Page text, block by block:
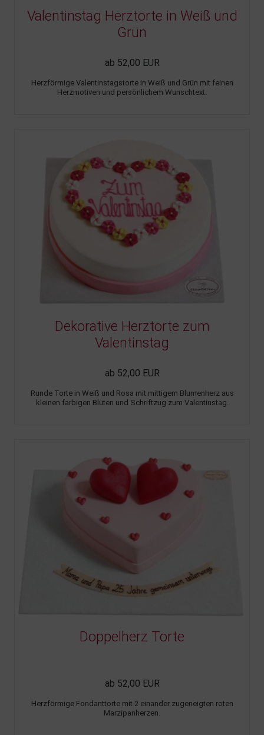
Valentinstag Herztorte in Weiß und
Grün
ab 52,00 EUR
Herzförmige Valentinstagstorte in Weiß und Grün mit feinen
Herzmotiven und persönlichem Wunschtext.
Dekorative Herztorte zum
Valentinstag
ab 52,00 EUR
Runde Torte in Weiß und Rosa mit mittigem Blumenherz aus
kleinen farbigen Blüten und Schriftzug zum Valentinstag.
Doppelherz Torte
ab 52,00 EUR
Herzförmige Fondanttorte mit 2 einander zugeneigten roten
Marzipanherzen.